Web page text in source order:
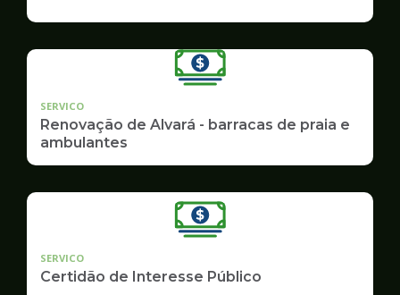
SERVICO
Renovação de Alvará - barracas de praia e
ambulantes
SERVICO
Certidão de Interesse Público